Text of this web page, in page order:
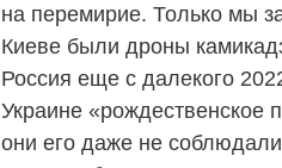
на перемирие. Только мы
Киеве были дроны
Россия еще с далекого
Украине «рождественское
они его даже не